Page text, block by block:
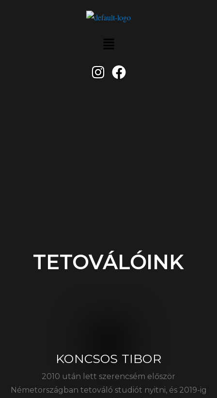
TETOVÁLÓINK
KONCSOS TIBOR
2010 után lett szerencsém először
Németországban tetováló studiót nyitni, és 2019-ig